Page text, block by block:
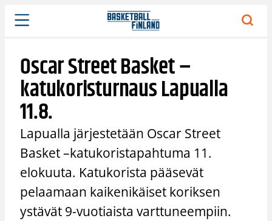
Siirry
sisältöön
Oscar Street Basket –
katukoristurnaus Lapualla
11.8.
Lapualla järjestetään Oscar Street
Basket –katukoristapahtuma 11.
elokuuta. Katukorista pääsevät
pelaamaan kaikenikäiset koriksen
ystävät 9-vuotiaista varttuneempiin.